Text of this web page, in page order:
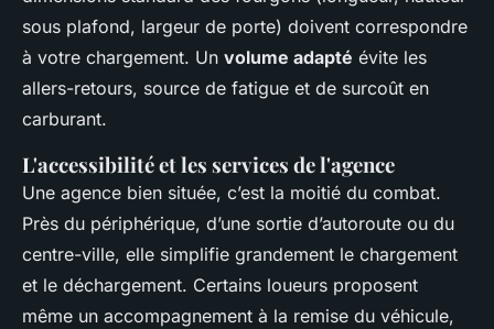
sous plafond, largeur de porte) doivent correspondre
à votre chargement. Un volume adapté évite les
allers-retours, source de fatigue et de surcoût en
carburant.
L'accessibilité et les services de l'agence
Une agence bien située, c’est la moitié du combat.
Près du périphérique, d’une sortie d’autoroute ou du
centre-ville, elle simplifie grandement le chargement
et le déchargement. Certains loueurs proposent
même un accompagnement à la remise du véhicule,